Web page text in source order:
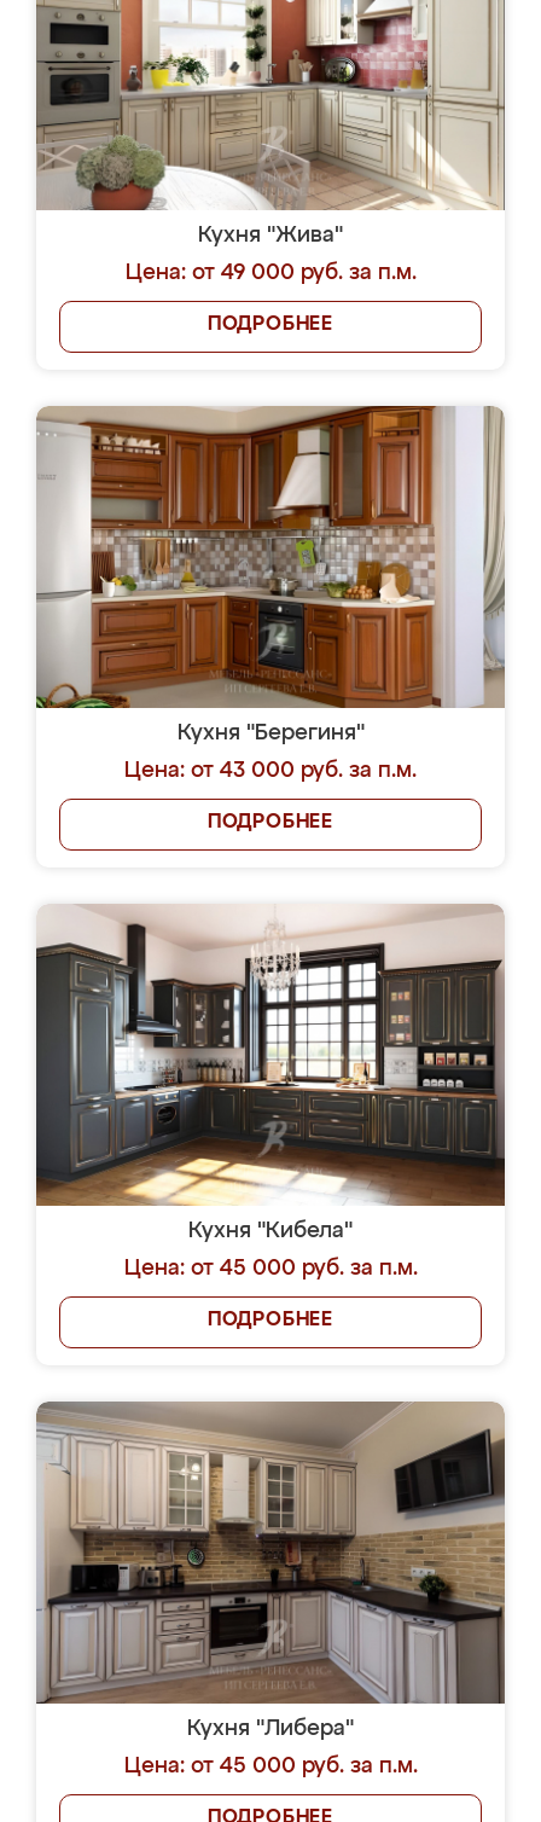
Кухня "Жива"
Цена: от 49 000 руб. за п.м.
ПОДРОБНЕЕ
Кухня "Берегиня"
Цена: от 43 000 руб. за п.м.
ПОДРОБНЕЕ
Кухня "Кибела"
Цена: от 45 000 руб. за п.м.
ПОДРОБНЕЕ
Кухня "Либера"
Цена: от 45 000 руб. за п.м.